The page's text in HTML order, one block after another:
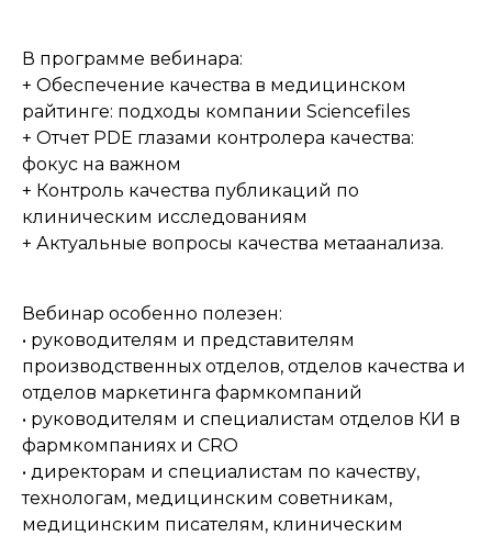
В программе вебинара:
+ Обеспечение качества в медицинском
райтинге: подходы компании Sciencefiles
+ Отчет PDE глазами контролера качества:
фокус на важном
+ Контроль качества публикаций по
клиническим исследованиям
+ Актуальные вопросы качества метаанализа.
Вебинар особенно полезен:
• руководителям и представителям
производственных отделов, отделов качества и
отделов маркетинга фармкомпаний
• руководителям и специалистам отделов КИ в
фармкомпаниях и CRO
• директорам и специалистам по качеству,
технологам, медицинским советникам,
медицинским писателям, клиническим